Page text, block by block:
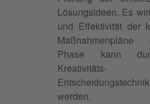
Lösungsideen. Es
und Effektivität der
Phase kann
werden.